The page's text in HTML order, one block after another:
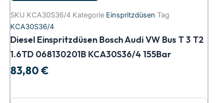
SKU KCA30S36/4 Kategorie Einspritzdüsen Tag
KCA30S36/4
Diesel Einspritzdüsen Bosch Audi VW Bus T 3 T2
1.6TD 068130201B KCA30S36/4 155Bar
83,80€